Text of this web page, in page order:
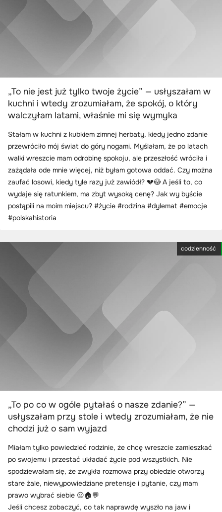
„To nie jest już tylko twoje życie” — usłyszałam w
kuchni i wtedy zrozumiałam, że spokój, o który
walczyłam latami, właśnie mi się wymyka
Stałam w kuchni z kubkiem zimnej herbaty, kiedy jedno zdanie
przewróciło mój świat do góry nogami. Myślałam, że po latach
walki wreszcie mam odrobinę spokoju, ale przeszłość wróciła i
zażądała ode mnie więcej, niż byłam gotowa oddać. Czy można
zaufać losowi, kiedy tyle razy już zawiódł? 💔😳 A jeśli to, co
wydaje się ratunkiem, ma zbyt wysoką cenę? Jak wy byście
postąpili na moim miejscu? #życie #rodzina #dylemat #emocje
#polskahistoria
codzienność
„To po co w ogóle pytałaś o nasze zdanie?” —
usłyszałam przy stole i wtedy zrozumiałam, że nie
chodzi już o sam wyjazd
Miałam tylko powiedzieć rodzinie, że chcę wreszcie zamieszkać
po swojemu i przestać układać życie pod wszystkich. Nie
spodziewałam się, że zwykła rozmowa przy obiedzie otworzy
stare żale, niewypowiedziane pretensje i pytanie, czy mam
prawo wybrać siebie 😔🏠💬
Jeśli chcesz zobaczyć, co tak naprawdę wyszło na jaw i